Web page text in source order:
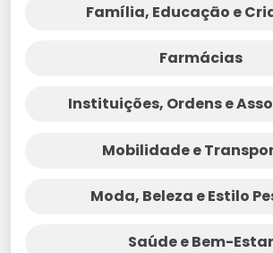
Família, Educação e
Farmácias
Instituições, Ordens e
Mobilidade e
Moda, Beleza e Estilo
Saúde e Bem-Estar